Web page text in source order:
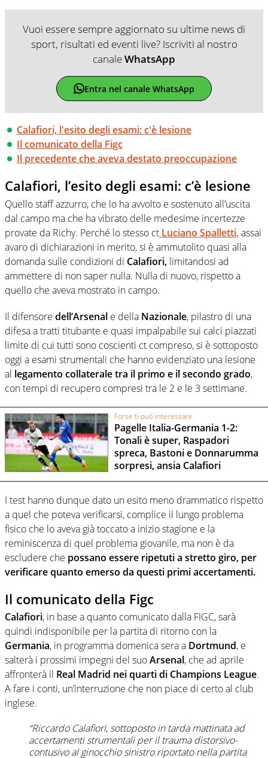
Vuoi essere sempre aggiornato su ultime news di
sport, risultati ed eventi live? Iscriviti al nostro
canaleWhatsApp
Entra nel canale WhatsApp
Calafiori, l'esito degli esami: c'è lesione
Il comunicato della Figc
Il precedente che aveva destato preoccupazione
Calafiori, l’esito degli esami: c’è lesione
Quello staff azzurro, che lo ha avvolto e sostenuto all’uscita
dal campo ma che ha vibrato delle medesime incertezze
provate da Richy. Perché lo stesso ct Luciano Spalletti,assai
avaro di dichiarazioni in merito, si è ammutolito quasi alla
domanda sulle condizioni di Calafiori, limitandosi ad
ammettere di non saper nulla. Nulla di nuovo, rispetto a
quello che aveva mostrato in campo.
Il difensore dell’Arsenal e della Nazionale, pilastro di una
difesa a tratti titubante e quasi impalpabile sui calci piazzati
limite di cui tutti sono coscienti ct compreso, si è sottoposto
oggi a esami strumentali che hanno evidenziato una lesione
al legamento collaterale tra il primo e il secondo grado,
con tempi di recupero compresi tra le 2 e le 3 settimane.
Forse ti può interessare
Pagelle Italia-Germania 1-2:
Tonali è super, Raspadori
spreca, Bastoni e Donnarumma
sorpresi, ansia Calafiori
I test hanno dunque dato un esito meno drammatico rispetto
a quel che poteva verificarsi, complice il lungo problema
fisico che lo aveva già toccato a inizio stagione e la
reminiscenza di quel problema giovanile, ma non è da
escludere che possano essere ripetuti a stretto giro, per
verificare quanto emerso da questi primi accertamenti.
Il comunicato della Figc
Calafiori, in base a quanto comunicato dalla FIGC, sarà
quindi indisponibile per la partita di ritorno con la
Germania, in programma domenica sera a Dortmund, e
salterà i prossimi impegni del suoArsenal, che ad aprile
affronterà il Real Madrid nei quarti di Champions League.
A fare i conti, un’interruzione che non piace di certo al club
inglese.
“Riccardo Calafiori, sottoposto in tarda mattinata ad
accertamenti strumentali per il trauma distorsivo-
contusivo al ginocchio sinistro riportato nella partita